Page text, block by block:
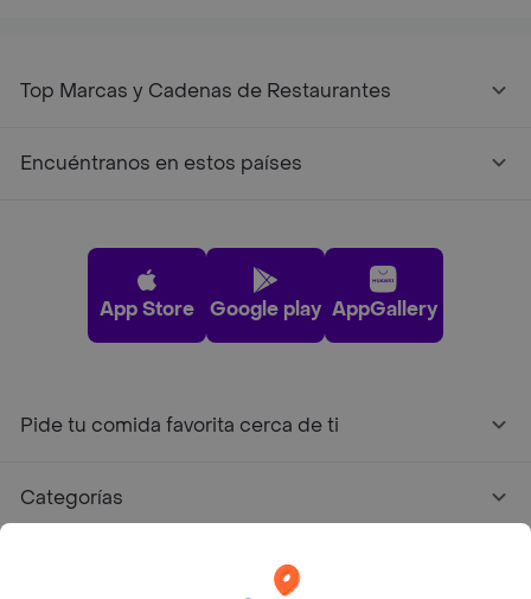
Top Marcas y Cadenas de Restaurantes
Encuéntranos en estos países
App Store Google play AppGallery
Pide tu comida favorita cerca de ti
Categorías